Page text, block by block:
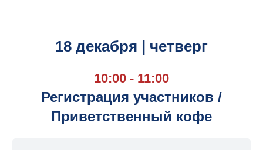
18 декабря | четверг
10:00 - 11:00
Регистрация участников /
Приветственный кофе